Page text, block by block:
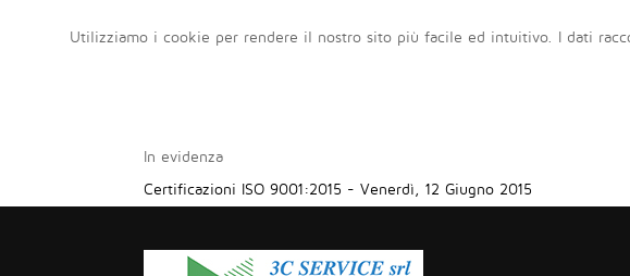
Utilizziamo i cookie per rendere il nostro sito più facile ed intuitivo. I dati
In evidenza
Certificazioni ISO 9001:2015 - Venerdì, 12 Giugno 2015